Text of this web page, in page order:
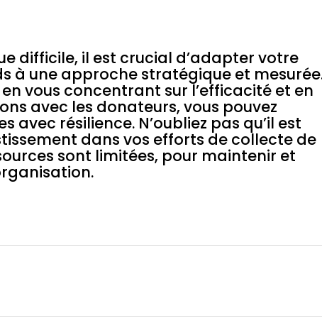
difficile, il est crucial d’adapter votre
à une approche stratégique et
vous concentrant sur l’efficacité et en
avec les donateurs, vous pouvez
avec résilience. N’oubliez pas qu’il est
dans vos efforts de collecte de
sont limitées, pour maintenir et